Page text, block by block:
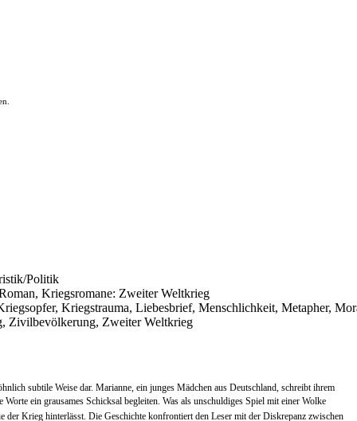
Politik
Kriegsromane: Zweiter Weltkrieg
Kriegstrauma, Liebesbrief, Menschlichkeit, Metapher,
Zivilbevölkerung, Zweiter Weltkrieg
subtile Weise dar. Marianne, ein junges Mädchen aus Deutschland, schreibt ihrem
ein grausames Schicksal begleiten. Was als unschuldiges Spiel mit einer Wolke
Krieg hinterlässt. Die Geschichte konfrontiert den Leser mit der Diskrepanz zwischen